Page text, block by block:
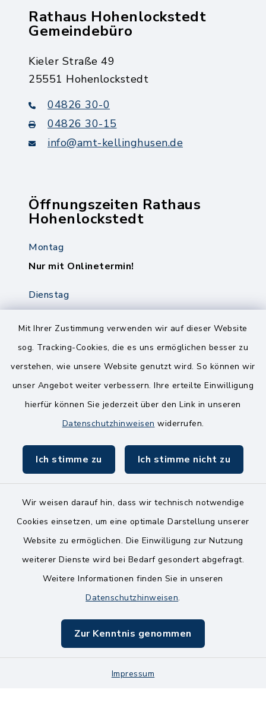
Mit Ihrer Zustimmung verwenden wir auf dieser Website
sog. Tracking-Cookies, die es uns ermöglichen besser zu
verstehen, wie unsere Website genutzt wird. So können wir
unser Angebot weiter verbessern. Ihre erteilte Einwilligung
hierfür können Sie jederzeit über den Link in unseren
Datenschutzhinweisen widerrufen.
Ich stimme zu Ich stimme nicht zu
Wir weisen darauf hin, dass wir technisch notwendige
Cookies einsetzen, um eine optimale Darstellung unserer
Website zu ermöglichen. Die Einwilligung zur Nutzung
weiterer Dienste wird bei Bedarf gesondert abgefragt.
Weitere Informationen finden Sie in unseren
Datenschutzhinweisen.
Zur Kenntnis genommen
Impressum
Rathaus Hohenlockstedt
Gemeindebüro
Kieler Straße 49
25551 Hohenlockstedt
04826 30-0
04826 30-15
info@amt-kellinghusen.de
Öffnungszeiten Rathaus
Hohenlockstedt
Montag
Nur mit Onlinetermin!
Dienstag
8.00-12.00 Uhr
14.00-18.00 Uhr
Freitag
8.00-11.00 Uhr
Kontakt
Barrierefreiheit
Impressum
Sitemap